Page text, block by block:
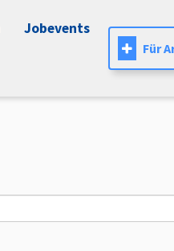
Jobevents
Für